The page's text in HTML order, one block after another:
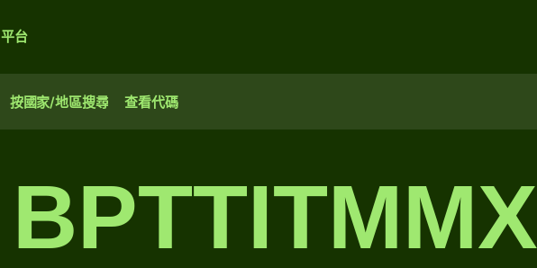
平台
按國家/地區搜尋 查看代碼